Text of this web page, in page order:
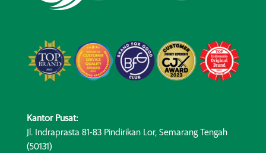
Kantor Pusat:
Jl. Indraprasta 81-83 Pindirikan Lor, Semarang Tengah
(50131)